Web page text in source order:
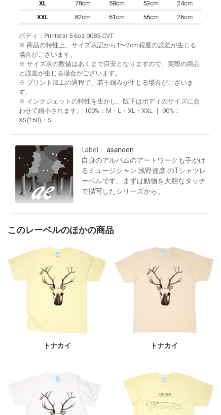
XL 78cm 58cm 53cm
24cm
XXL
82cm 61cm 56cm 26cm
ボディ：Printstar 5.6oz 0085-CVT
※ 商品の特性上、サイズ表記から1〜2cm程度の誤差が生じる
場合がございます。
※ サイズ表の数値はあくまで目安となりますので、実際の商品
と誤差が生じる場合がございます。
※ プリント加工の過程で、若干縮みが生じる場合がございま
す。
※ インクジェットの特性を生かし、版下はボディのサイズに合
わせて縮小されます。 100%：M・L・XL・XXL ｜ 90%：
XS(150)・S
Label： asanoen
自身のアルバムのアートワークも手がけ
るミュージシャン 浅野達彦 のTシャツレ
ーベルです。まずは動物を大胆なタッチ
で描写したシリーズから。
このレーベルのほかの商品
トナカイ トナカイ